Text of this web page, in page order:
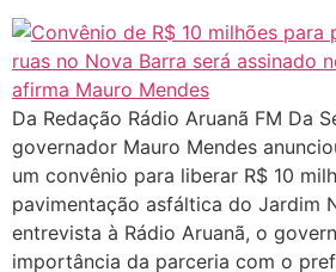
Da Redação Rádio Aruanã FM Da
governador Mauro Mendes
um convênio para liberar R$ 10
pavimentação asfáltica do Jardim
entrevista à Rádio Aruanã, o
importância da parceria com o